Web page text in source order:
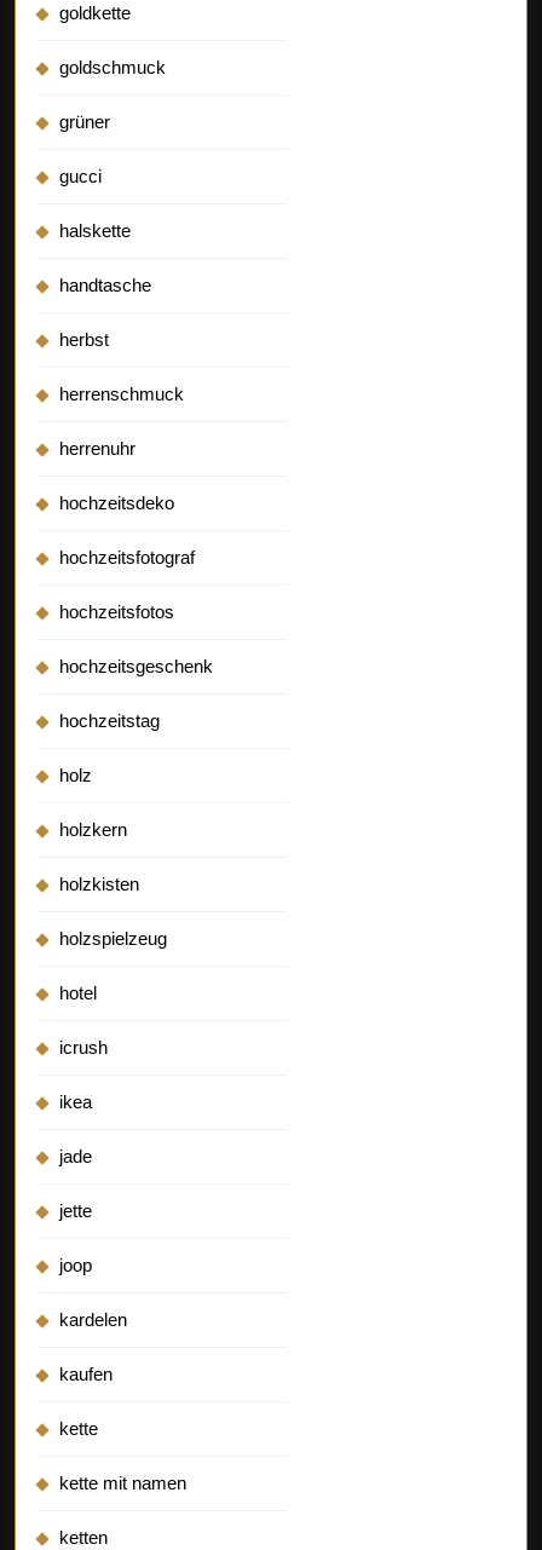
goldkette
goldschmuck
grüner
gucci
halskette
handtasche
herbst
herrenschmuck
herrenuhr
hochzeitsdeko
hochzeitsfotograf
hochzeitsfotos
hochzeitsgeschenk
hochzeitstag
holz
holzkern
holzkisten
holzspielzeug
hotel
icrush
ikea
jade
jette
joop
kardelen
kaufen
kette
kette mit namen
ketten